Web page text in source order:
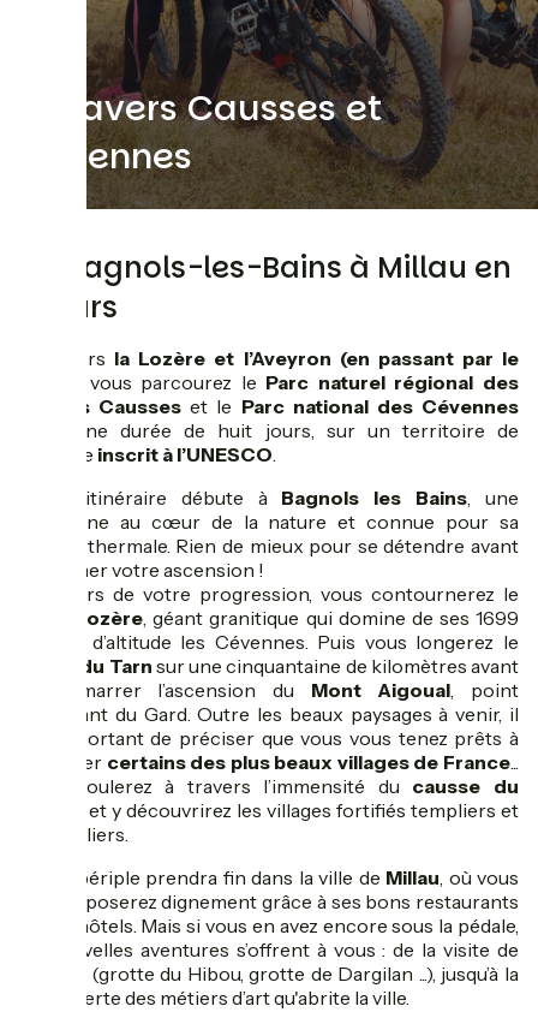
A travers Causses et
Cévennes
De Bagnols-les-Bains à Millau en
8 jours
À travers la Lozère et l’Aveyron (en passant par le
, vous parcourez le Parc naturel régional des
Grands Causses et le Parc national des Cévennes
pour une durée de huit jours, sur un territoire de
prestige inscrit à l’UNESCO.
Votre itinéraire débute à Bagnols les Bains, une
commune au cœur de la nature et connue pour sa
station thermale. Rien de mieux pour se détendre avant
d’entamer votre ascension !
Au cours de votre progression, vous contournerez le
Mont Lozère, géant granitique qui domine de ses 1699
mètres d’altitude les Cévennes. Puis vous longerez le
cours du Tarn sur une cinquantaine de kilomètres avant
de démarrer l’ascension du Mont Aigoual, point
culminant du Gard. Outre les beaux paysages à venir, il
est important de préciser que vous vous tenez prêts à
traverser certains des plus beaux villages de France...
Vous roulerez à travers l’immensité du causse du
et y découvrirez les villages fortifiés templiers et
hospitaliers.
Votre périple prendra fin dans la ville de Millau, où vous
vous reposerez dignement grâce à ses bons restaurants
et ses hôtels. Mais si vous en avez encore sous la pédale,
de nouvelles aventures s’offrent à vous : de la visite de
grottes (grotte du Hibou, grotte de Dargilan ...), jusqu’à la
découverte des métiers d’art qu'abrite la ville.